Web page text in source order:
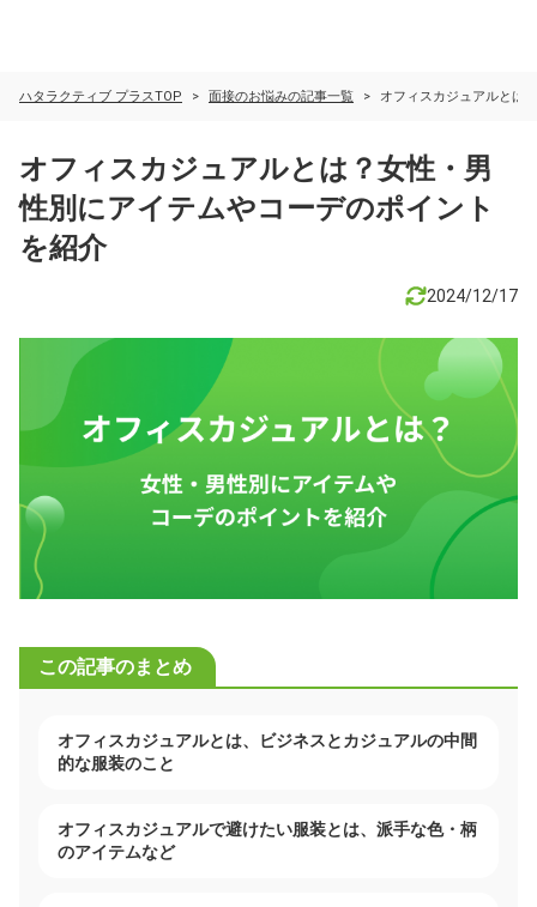
ハタラクティブ プラスTOP 面接のお悩みの記事一覧 オフィスカジュアルとは
オフィスカジュアルとは？女性・男
性別にアイテムやコーデのポイント
を紹介
2024/12/17
この記事のまとめ
オフィスカジュアルとは、ビジネスとカジュアルの中間
的な服装のこと
オフィスカジュアルで避けたい服装とは、派手な色・柄
のアイテムなど